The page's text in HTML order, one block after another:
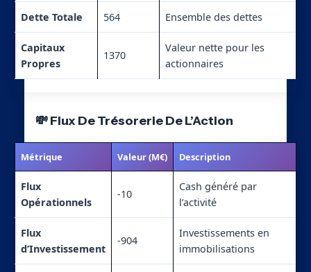
Dette Totale 564 Ensemble des dettes
Capitaux
Propres
1370
Valeur nette pour les
actionnaires
💸 Flux De Trésorerie De L’Action
Métrique Valeur (M€) Description
Flux
Opérationnels
-10
Cash généré par
l’activité
Flux
d’Investissement
-904
Investissements en
immobilisations